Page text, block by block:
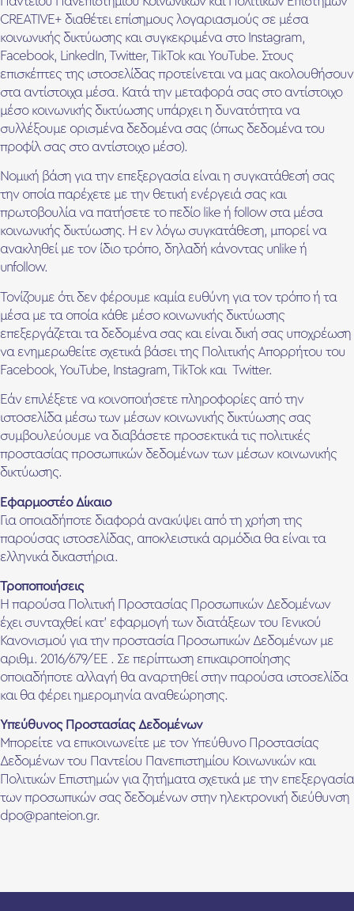
CREATIVE+ διαθέτει επίσημους λογαριασμούς σε μέσα
κοινωνικής δικτύωσης και συγκεκριμένα στο Instagram,
Facebook, LinkedIn, Twitter, TikTok και YouTube. Στους
επισκέπτες της ιστοσελίδας προτείνεται να μας ακολουθήσουν
στα αντίστοιχα μέσα. Κατά την μεταφορά σας στο αντίστοιχο
μέσο κοινωνικής δικτύωσης υπάρχει η δυνατότητα να
συλλέξουμε ορισμένα δεδομένα σας (όπως δεδομένα του
προφίλ σας στο αντίστοιχο μέσο).
Νομική βάση για την επεξεργασία είναι η συγκατάθεσή σας
την οποία παρέχετε με την θετική ενέργειά σας και
πρωτοβουλία να πατήσετε το πεδίο like ή follow στα μέσα
κοινωνικής δικτύωσης. Η εν λόγω συγκατάθεση, μπορεί να
ανακληθεί με τον ίδιο τρόπο, δηλαδή κάνοντας unlike ή
unfollow.
Τονίζουμε ότι δεν φέρουμε καμία ευθύνη για τον τρόπο ή τα
μέσα με τα οποία κάθε μέσο κοινωνικής δικτύωσης
επεξεργάζεται τα δεδομένα σας και είναι δική σας υποχρέωση
να ενημερωθείτε σχετικά βάσει της Πολιτικής Απορρήτου του
Facebook, YouTube, Instagram, TikTok και Twitter.
Εάν επιλέξετε να κοινοποιήσετε πληροφορίες από την
ιστοσελίδα μέσω των μέσων κοινωνικής δικτύωσης σας
συμβουλεύουμε να διαβάσετε προσεκτικά τις πολιτικές
προστασίας προσωπικών δεδομένων των μέσων κοινωνικής
δικτύωσης.
Εφαρμοστέο Δίκαιο
Για οποιαδήποτε διαφορά ανακύψει από τη χρήση της
παρούσας ιστοσελίδας, αποκλειστικά αρμόδια θα είναι τα
ελληνικά δικαστήρια.
Τροποποιήσεις
Η παρούσα Πολιτική Προστασίας Προσωπικών Δεδομένων
έχει συνταχθεί κατ’ εφαρμογή των διατάξεων του Γενικού
Κανονισμού για την προστασία Προσωπικών Δεδομένων με
αριθμ. 2016/679/ΕΕ . Σε περίπτωση επικαιροποίησης
οποιαδήποτε αλλαγή θα αναρτηθεί στην παρούσα ιστοσελίδα
και θα φέρει ημερομηνία αναθεώρησης.
Υπεύθυνος Προστασίας Δεδομένων
Μπορείτε να επικοινωνείτε με τον Υπεύθυνο Προστασίας
Δεδομένων του Παντείου Πανεπιστημίου Κοινωνικών και
Πολιτικών Επιστημών για ζητήματα σχετικά με την επεξεργασία
των προσωπικών σας δεδομένων στην ηλεκτρονική διεύθυνση
dpo@panteion.gr.